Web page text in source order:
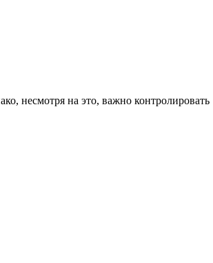
несмотря на это, важно контролировать